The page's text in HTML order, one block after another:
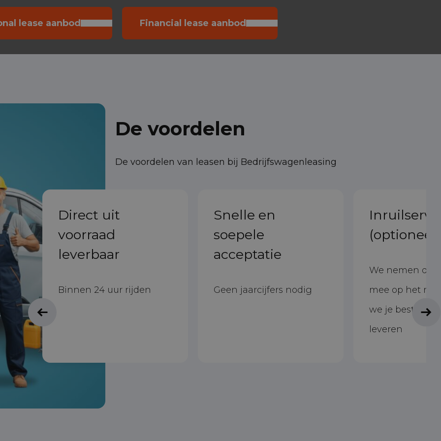
lease aanbod Financial lease aanbod
De voordelen
De voordelen van leasen bij Bedrijfswagenleasing
Direct uit
voorraad
leverbaar
Binnen 24 uur rijden
Snelle en
soepele
acceptatie
Geen jaarcijfers nodig
(optioneel)
We nemen de
mee op het
we je
leveren